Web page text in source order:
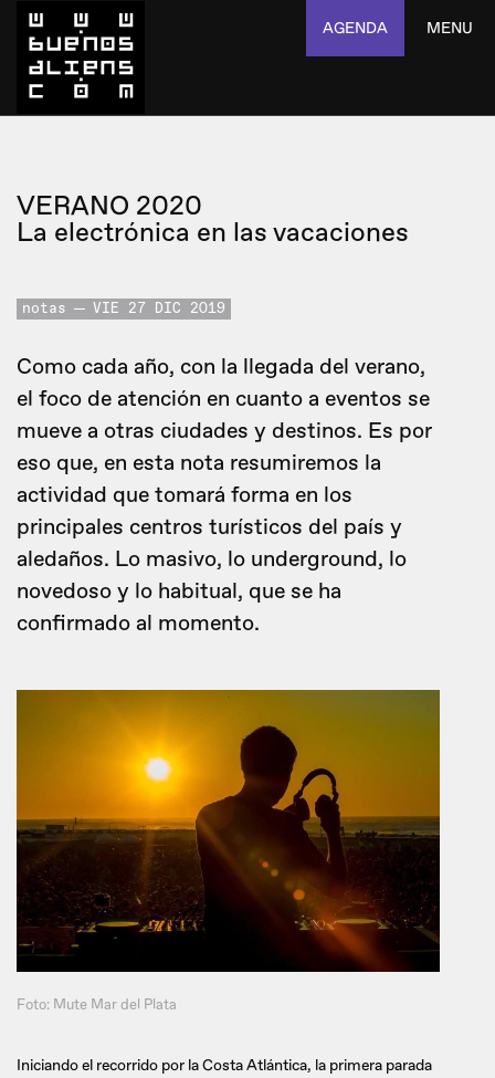
AGENDA MENU
VERANO 2020
La electrónica en las vacaciones
notas VIE 27 DIC 2019
Como cada año, con la llegada del verano,
el foco de atención en cuanto a eventos se
mueve a otras ciudades y destinos. Es por
eso que, en esta nota resumiremos la
actividad que tomará forma en los
principales centros turísticos del país y
aledaños. Lo masivo, lo underground, lo
novedoso y lo habitual, que se ha
confirmado al momento.
Foto: Mute Mar del Plata
Iniciando el recorrido por la Costa Atlántica, la primera parada